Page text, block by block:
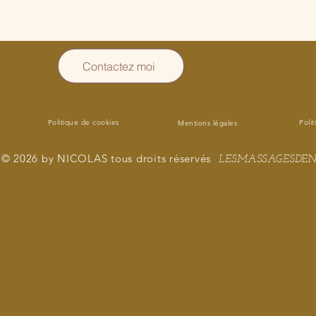
Contactez moi
Politique de cookies Mentions légales
© 2026 by NICOLAS tous droits réservés